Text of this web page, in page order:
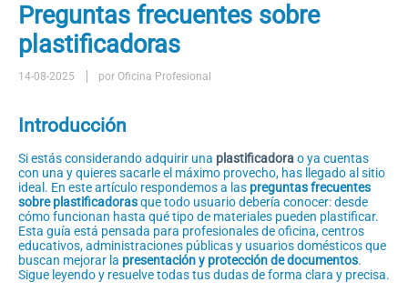
Preguntas frecuentes sobre
plastificadoras
14-08-2025 por Oficina Profesional
Introducción
Si estás considerando adquirir una plastificadorao ya cuentas
con una y quieres sacarle el máximo provecho, has llegado al sitio
ideal. En este artículo respondemos a las preguntas frecuentes
sobre plastificadorasque todo usuario debería conocer: desde
cómo funcionan hasta qué tipo de materiales pueden plastificar.
Esta guía está pensada para profesionales de oficina, centros
educativos, administraciones públicas y usuarios domésticos que
buscan mejorar la presentación y protección de documentos.
Sigue leyendo y resuelve todas tus dudas de forma clara y precisa.